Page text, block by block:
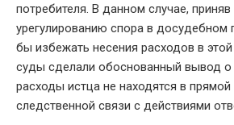
потребителя. В данном случае,
урегулированию спора в досудебном
бы избежать несения расходов в этой
суды сделали обоснованный вывод о
расходы истца не находятся в
следственной связи с действиями